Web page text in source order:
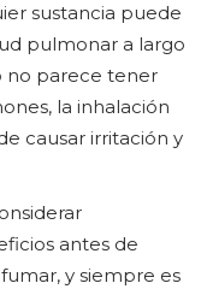
sustancia puede
pulmonar a largo
no parece tener
la inhalación
causar irritación y
antes de
y siempre es